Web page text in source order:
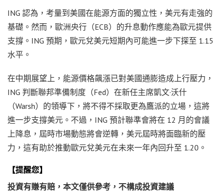
ING 認為，考量到美國在能源方面的獨立性，美元有走強的
基礎。然而，歐洲央行（ECB）的升息動作應能為歐元提供
支撐。ING 預期，歐元兌美元短期內可能進一步下探至 1.15
水平。
在中期展望上，能源價格飆漲已對美國通膨造成上行壓力，
ING 判斷聯邦準備制度（Fed）在新任主席凱文·沃什
（Warsh）的領導下，將不得不採取更為鷹派的立場，這將
進一步支撐美元。不過，ING 預計聯準會將在 12 月的會議
上降息，屆時市場動態將會逆轉，美元屆時將面臨新的壓
力，這有助於推動歐元兌美元在未來一年內回升至 1.20。
【提醒您】
投資有賺有賠，本文僅供參考，不構成投資建議